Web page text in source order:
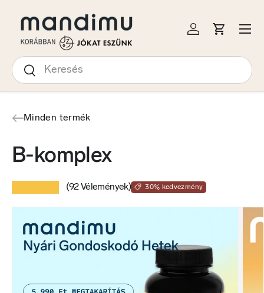
A TARTALOMRA
Keresés
Keresés
Bejelentkezés
Kosár
Menü
Minden termék
B-komplex
(92 Vélemények) 30% kedvezmény